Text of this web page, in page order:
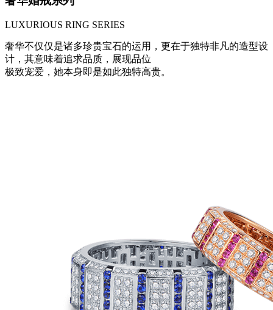
LUXURIOUS RING SERIES
奢华不仅仅是诸多珍贵宝石的运用，更在于独特非凡的造型设
计，其意味着追求品质，展现品位
极致宠爱，她本身即是如此独特高贵。